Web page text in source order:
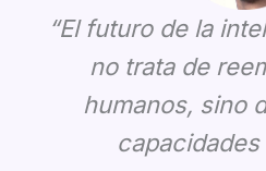
“El futuro de la
no trata de
humanos, sino
capacidades